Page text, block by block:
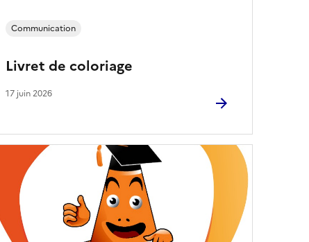
Livret de coloriage
Communication
17 juin 2026